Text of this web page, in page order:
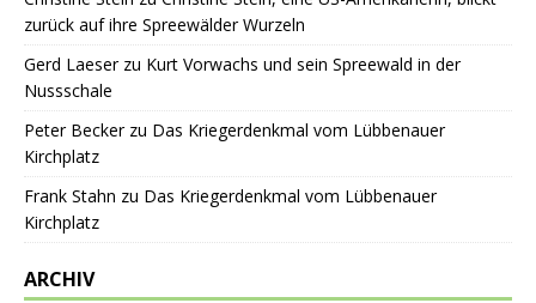
zurück auf ihre Spreewälder Wurzeln
Gerd Laeserzu Kurt Vorwachs und sein Spreewald in der
Nussschale
Peter Beckerzu Das Kriegerdenkmal vom Lübbenauer
Kirchplatz
Frank Stahn zu Das Kriegerdenkmal vom Lübbenauer
Kirchplatz
ARCHIV